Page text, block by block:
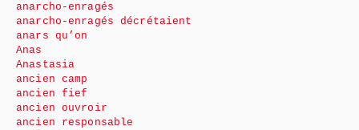
anarcho-enragés
anarcho-enragés décrétaient
anars qu’on
Anas
Anastasia
ancien camp
ancien fief
ancien ouvroir
ancien responsable